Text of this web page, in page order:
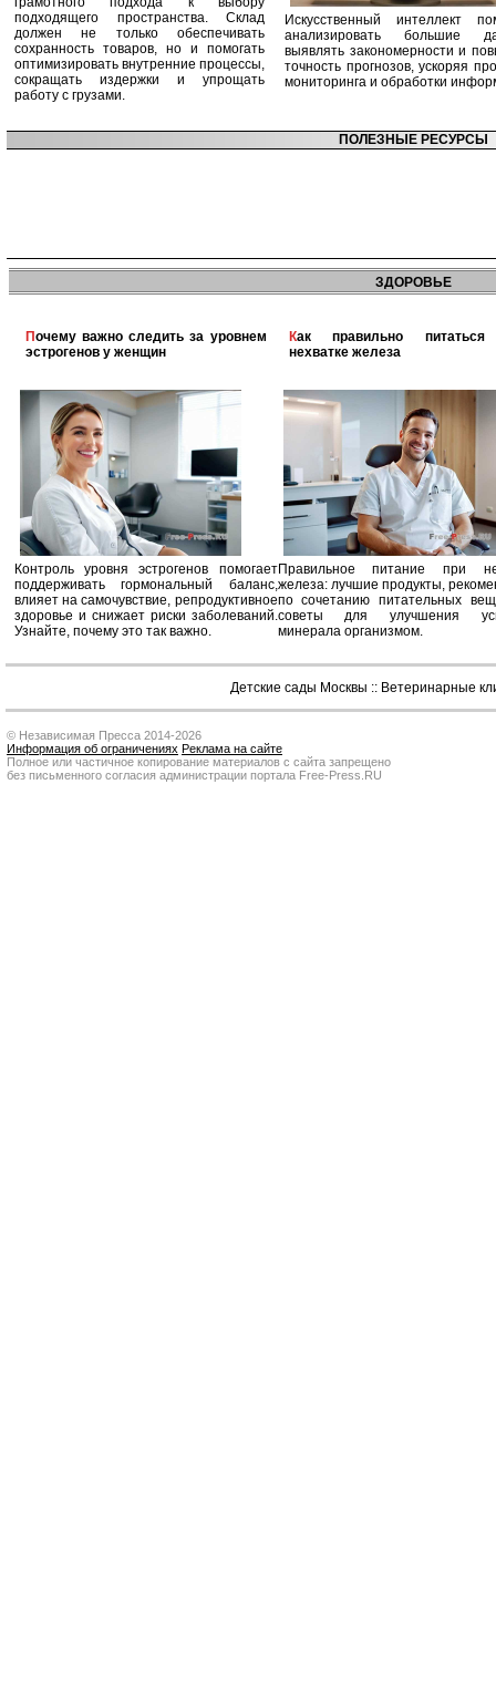
подходящего пространства. Склад
должен не только обеспечивать
сохранность товаров, но и помогать
оптимизировать внутренние процессы,
сокращать издержки и упрощать
работу с грузами.
Искусственный интеллект
анализировать большие
выявлять закономерности и
точность прогнозов, ускоряя
мониторинга и обработки
ПОЛЕЗНЫЕ РЕСУРСЫ
ЗДОРОВЬЕ
Почему важно следить за уровнем
эстрогенов у женщин
Контроль уровня эстрогенов помогает
поддерживать гормональный баланс,
влияет на самочувствие, репродуктивное
здоровье и снижает риски заболеваний.
Узнайте, почему это так важно.
Как правильно питаться при
нехватке железа
Правильное питание при
железа: лучшие продукты,
по сочетанию питательных
советы для улучшения
минерала организмом.
Детские сады Москвы :: Ветеринарные
© Независимая Пресса 2014-2026
Информация об ограничениях Реклама на сайте
Полное или частичное копирование материалов с сайта запрещено
без письменного согласия администрации портала Free-Press.RU